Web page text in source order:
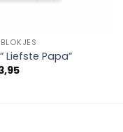
Liefste Papa”